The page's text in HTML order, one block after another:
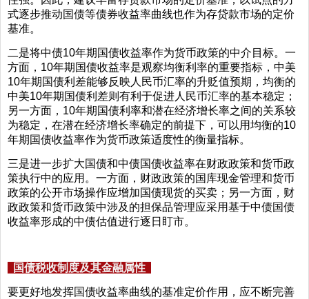
式逐步推动国债等债券收益率曲线也作为存贷款市场的定价
基准。
二是将中债10年期国债收益率作为货币政策的中介目标。一
方面，10年期国债收益率是观察均衡利率的重要指标，中美
10年期国债利差能够反映人民币汇率的升贬值预期，均衡的
中美10年期国债利差则有利于促进人民币汇率的基本稳定；
另一方面，10年期国债利率和潜在经济增长率之间的关系较
为稳定，在潜在经济增长率确定的前提下，可以用均衡的10
年期国债收益率作为货币政策适度性的衡量指标。
三是进一步扩大国债和中债国债收益率在财政政策和货币政
策执行中的应用。一方面，财政政策的国库现金管理和货币
政策的公开市场操作应增加国债现货的买卖；另一方面，财
政政策和货币政策中涉及的担保品管理应采用基于中债国债
收益率形成的中债估值进行逐日盯市。
国债税收制度及其金融属性
要更好地发挥国债收益率曲线的基准定价作用，应不断完善